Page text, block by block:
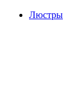
Люстры